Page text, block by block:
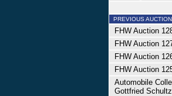
PREVIOUS
FHW Auction
FHW Auction
FHW Auction
FHW Auction
Automobile
Gottfried Schultz